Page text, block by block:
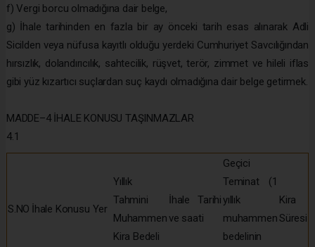
f) Vergi borcu olmadığına dair belge,
g) İhale tarihinden en fazla bir ay önceki tarih esas alınarak Adli
Sicilden veya nüfusa kayıtlı olduğu yerdeki Cumhuriyet Savcılığından
hırsızlık, dolandırıcılık, sahtecilik, rüşvet, terör, zimmet ve hileli iflas
gibi yüz kızartıcı suçlardan suç kaydı olmadığına dair belge getirmek.
MADDE–4 İHALE KONUSU TAŞINMAZLAR
4.1
S.NO İhale Konusu Yer
Yıllık
Tahmini
Muhammen
Kira Bedeli
İhale Tarihi
ve saati
Geçici
Teminat (1
yıllık
muhammen
bedelinin
Kira
Süresi